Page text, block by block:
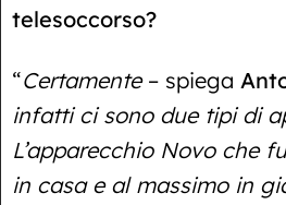
telesoccorso?
“Certamente – spiega
infatti ci sono due tipi di
L’apparecchio Novo che
in casa e al massimo in